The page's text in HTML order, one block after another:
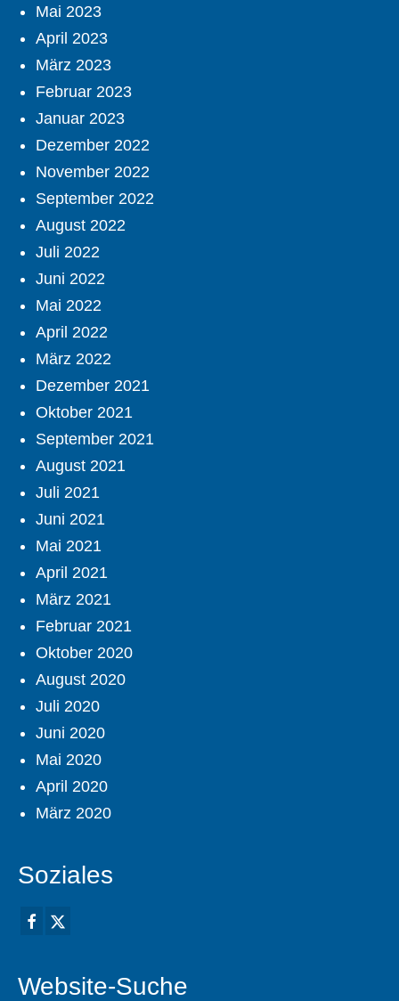
Mai 2023
April 2023
März 2023
Februar 2023
Januar 2023
Dezember 2022
November 2022
September 2022
August 2022
Juli 2022
Juni 2022
Mai 2022
April 2022
März 2022
Dezember 2021
Oktober 2021
September 2021
August 2021
Juli 2021
Juni 2021
Mai 2021
April 2021
März 2021
Februar 2021
Oktober 2020
August 2020
Juli 2020
Juni 2020
Mai 2020
April 2020
März 2020
Soziales
Website-Suche